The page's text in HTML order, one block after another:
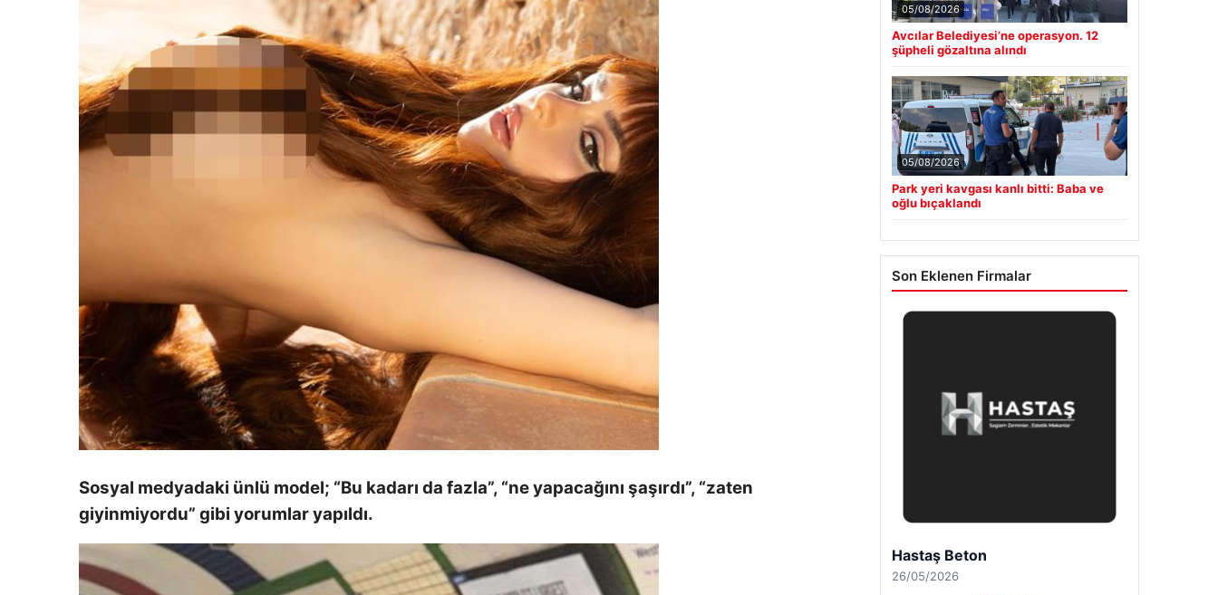
Sosyal medyadaki ünlü model; “Bu kadarı da fazla”, “ne yapacağını şaşırdı”, “zaten
giyinmiyordu” gibi yorumlar yapıldı.
05/08/2026
Avcılar Belediyesi’ne operasyon. 12
şüpheli gözaltına alındı
05/08/2026
Park yeri kavgası kanlı bitti: Baba ve
oğlu bıçaklandı
Son Eklenen Firmalar
Enes Kaplan Avukatlık Bürosu
28/04/2026